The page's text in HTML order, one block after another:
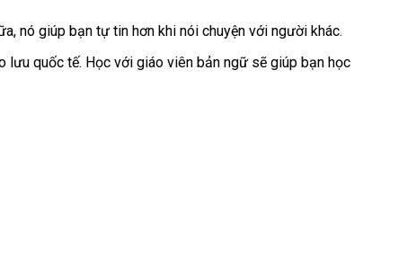
nó giúp bạn tự tin hơn khi nói chuyện với người khác.
lưu quốc tế. Học với giáo viên bản ngữ sẽ giúp bạn học